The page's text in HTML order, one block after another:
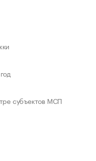
субъектов МСП